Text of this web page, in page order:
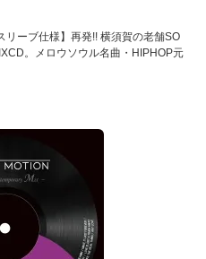
リーブ仕様】再発!! 横須賀の老舗SO
。メロウソウル名曲・HIPHOP元